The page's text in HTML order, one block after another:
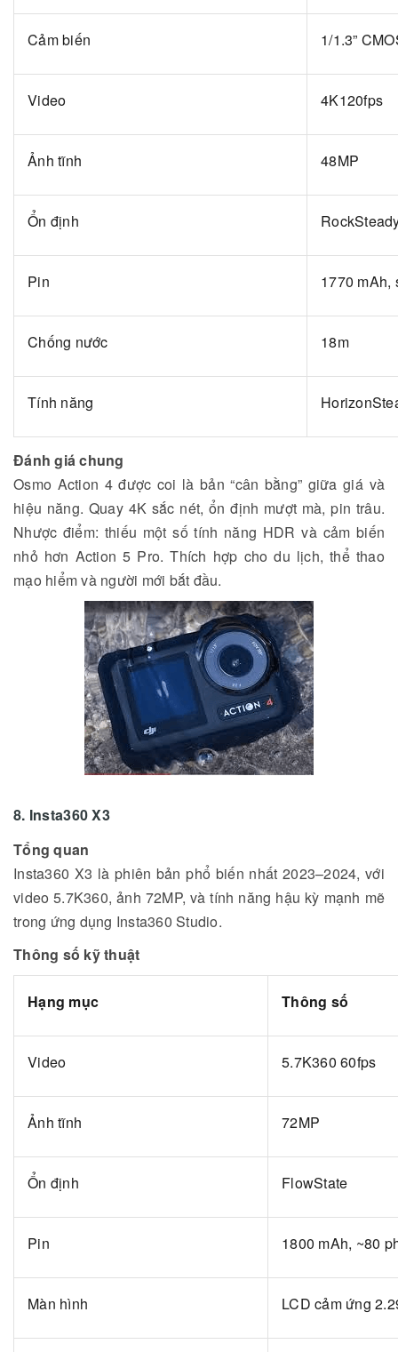
Cảm biến 1/1.3”
Video 4K120fps
Ảnh tĩnh 48MP
Ổn định
Pin 1770 mAh,
Chống nước 18m
Tính năng
Đánh giá chung
Osmo Action 4 được coi là bản “cân bằng” giữa giá và
hiệu năng. Quay 4K sắc nét, ổn định mượt mà, pin trâu.
Nhược điểm: thiếu một số tính năng HDR và cảm biến
nhỏ hơn Action 5 Pro. Thích hợp cho du lịch, thể thao
mạo hiểm và người mới bắt đầu.
8. Insta360 X3
Tổng quan
Insta360 X3 là phiên bản phổ biến nhất 2023–2024, với
video 5.7K360, ảnh 72MP, và tính năng hậu kỳ mạnh mẽ
trong ứng dụng Insta360 Studio.
Thông số kỹ thuật
Hạng mục Thông số
Video 5.7K360 60fps
Ảnh tĩnh 72MP
Ổn định FlowState
Pin 1800 mAh, ~80
Màn hình LCD cảm ứng